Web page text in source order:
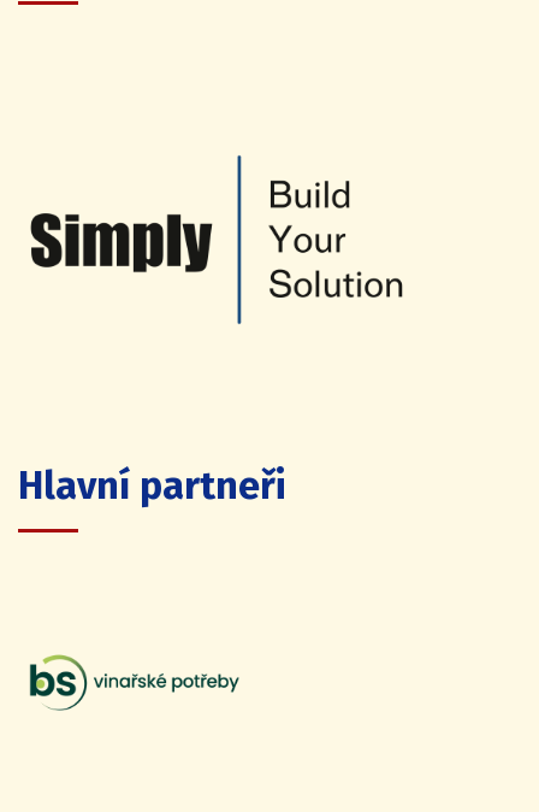
Hlavní partneři